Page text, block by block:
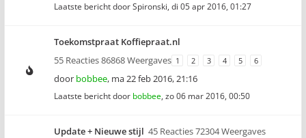
Laatste bericht doorSpironski, di 05 apr 2016, 01:27
Toekomstpraat Koffiepraat.nl
55 Reacties 86868 Weergaves 1 2 3 4 5 6
door bobbee, ma 22 feb 2016, 21:16
Laatste bericht door bobbee, zo 06 mar 2016, 00:50
Update + Nieuwe stijl 45 Reacties 72304 Weergaves